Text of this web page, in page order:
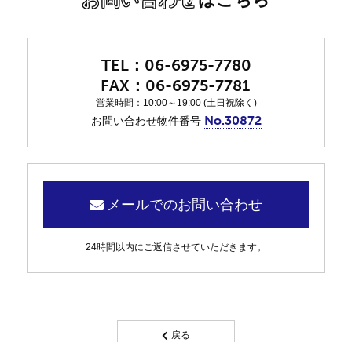
06-6975-7780
06-6975-7781
営業時間：10:00～19:00 (土日祝除く)
お問い合わせ物件番号 No.30872
メールでのお問い合わせ
24時間以内にご返信させていただきます。
戻る